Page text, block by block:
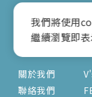
營業時間：
( 公休日詳見臉
關於我們
聯絡我們
我們將使用
繼續瀏覽即